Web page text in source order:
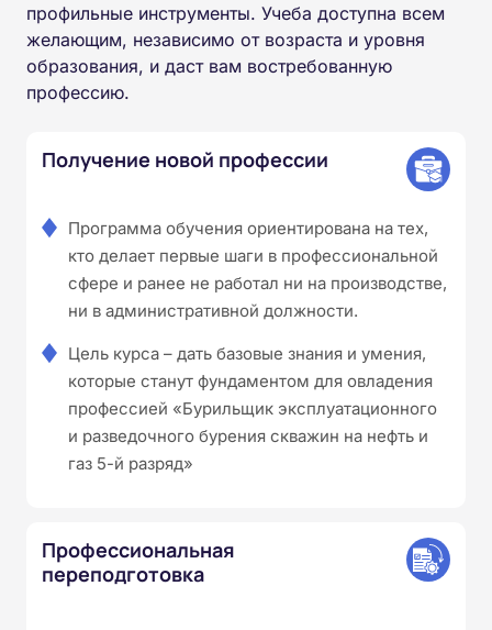
профильные инструменты. Учеба доступна всем
желающим, независимо от возраста и уровня
образования, и даст вам востребованную
профессию.
Получение новой профессии
Программа обучения ориентирована на тех,
кто делает первые шаги в профессиональной
сфере и ранее не работал ни на производстве,
ни в административной должности.
Цель курса – дать базовые знания и умения,
которые станут фундаментом для овладения
профессией «Бурильщик эксплуатационного
и разведочного бурения скважин на нефть и
газ 5-й разряд»
Профессиональная
переподготовка